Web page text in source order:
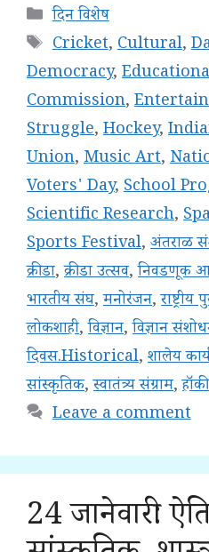
Categories
दिन विशेष
Tags
Cricket,Cultural,
Democracy,
Commission,
Struggle, Hockey,
Union, Music Art,
Voters' Day, School
Scientific Research,
Sports Festival, अंतराळ
क्रीडा,क्रीडा उत्सव,निवडणूक
भारतीय संघ,मनोरंजन,राष्ट्रीय
लोकशाही,विज्ञान,विज्ञान
दिवस.Historical, शालेय
सांस्कृतिक,स्वातंत्र्य संग्राम,हॉकी
Leave a comment
24 जानेवारी: